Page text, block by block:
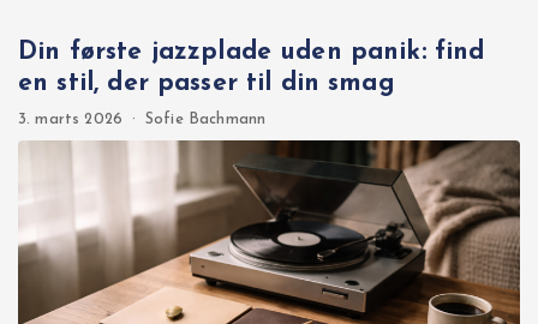
Din første jazzplade uden panik: find
en stil, der passer til din smag
3. marts 2026 · Sofie Bachmann